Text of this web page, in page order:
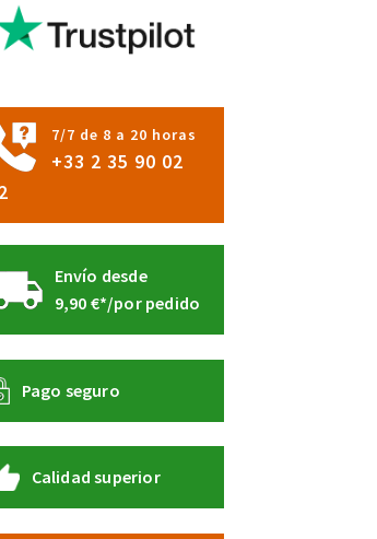
7/7 de 8 a 20 horas
+33 2 35 90 02
Envío desde
9,90 €*/por pedido
Pago seguro
Calidad superior